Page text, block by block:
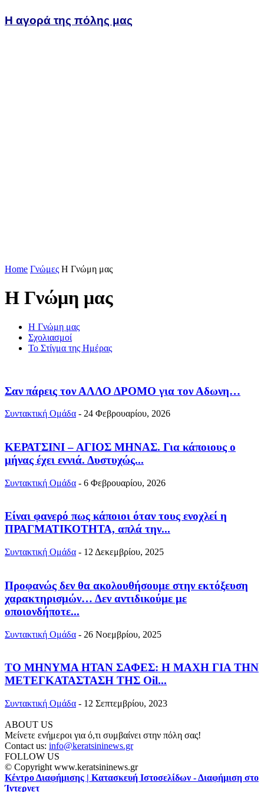
Η αγορά της πόλης μας
Home Γνώμες Η Γνώμη μας
Η Γνώμη μας
Η Γνώμη μας
Σχολιασμοί
Το Στίγμα της Ημέρας
Σαν πάρεις τον ΑΛΛΟ ΔΡΟΜΟ για τον Αδωνη…
Συντακτική Ομάδα - 24 Φεβρουαρίου, 2026
ΚΕΡΑΤΣΙΝΙ – ΑΓΙΟΣ ΜΗΝΑΣ. Για κάποιους ο
μήνας έχει εννιά. Δυστυχώς...
Συντακτική Ομάδα - 6 Φεβρουαρίου, 2026
Είναι φανερό πως κάποιοι όταν τους ενοχλεί η
ΠΡΑΓΜΑΤΙΚΟΤΗΤΑ, απλά την...
Συντακτική Ομάδα - 12 Δεκεμβρίου, 2025
Προφανώς δεν θα ακολουθήσουμε στην εκτόξευση
χαρακτηρισμών… Δεν αντιδικούμε με
οποιονδήποτε...
Συντακτική Ομάδα - 26 Νοεμβρίου, 2025
ΤΟ ΜΗΝΥΜΑ ΗΤΑΝ ΣΑΦΕΣ: Η ΜΑΧΗ ΓΙΑ ΤΗΝ
ΜΕΤΕΓΚΑΤΑΣΤΑΣΗ ΤΗΣ Oil...
Συντακτική Ομάδα - 12 Σεπτεμβρίου, 2023
ABOUT US
Μείνετε ενήμεροι για ό,τι συμβαίνει στην πόλη σας!
Contact us: info@keratsininews.gr
FOLLOW US
© Copyright www.keratsininews.gr
Κέντρο Διαφήμισης | Κατασκευή Ιστοσελίδων - Διαφήμιση στο
Ίντερνετ